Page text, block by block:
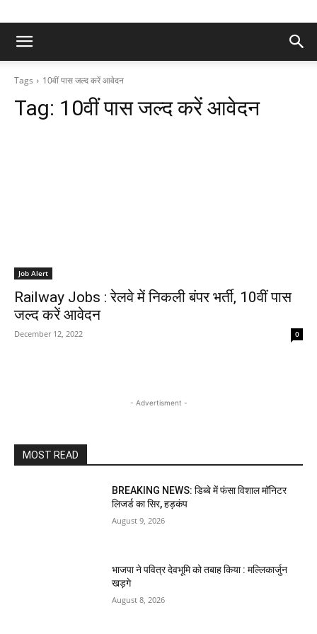
Tags 10वीं पास जल्द करें आवेदन
Tag: 10वीं पास जल्द करें आवेदन
Job Alert
Railway Jobs : रेलवे में निकली बंपर भर्ती, 10वीं पास
जल्द करें आवेदन
December 12, 2022 0
- Advertisment -
MOST READ
BREAKING NEWS: डिब्बे में फंसा विशाल मॉनिटर
लिजर्ड का सिर, हड़कंप
August 9, 2026
भाजपा ने पवित्र देवभूमि को तबाह किया : मल्लिकार्जुन
खड़गे
August 8, 2026